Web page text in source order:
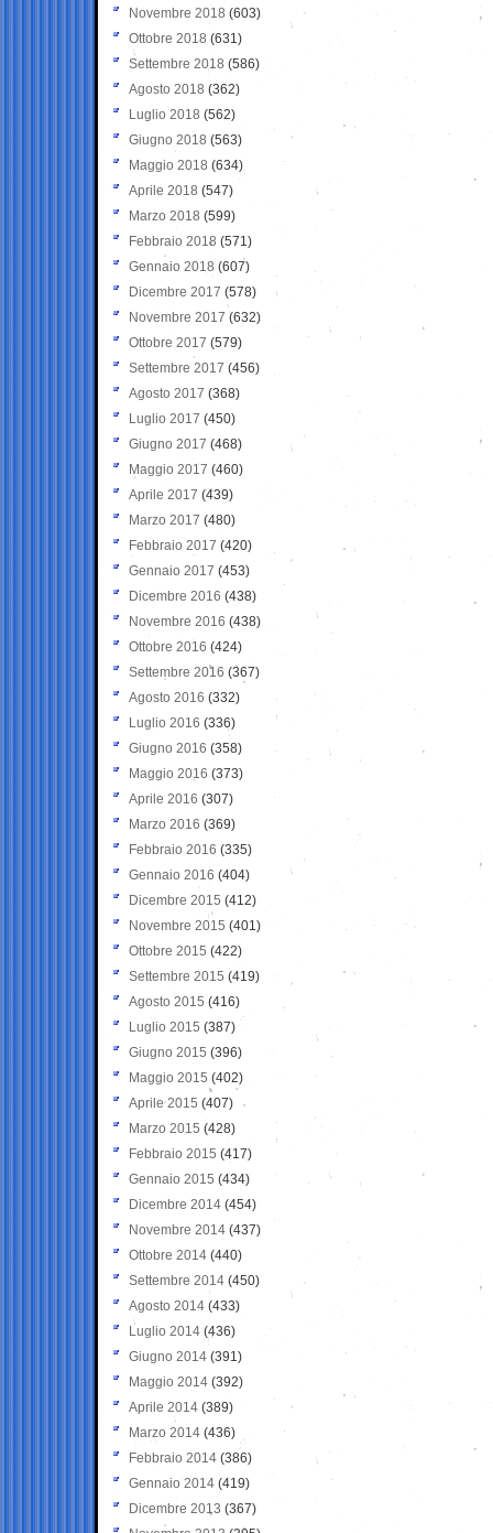
Novembre 2018 (603)
Ottobre 2018 (631)
Settembre 2018 (586)
Agosto 2018 (362)
Luglio 2018 (562)
Giugno 2018 (563)
Maggio 2018 (634)
Aprile 2018 (547)
Marzo 2018 (599)
Febbraio 2018 (571)
Gennaio 2018 (607)
Dicembre 2017 (578)
Novembre 2017 (632)
Ottobre 2017 (579)
Settembre 2017 (456)
Agosto 2017 (368)
Luglio 2017 (450)
Giugno 2017 (468)
Maggio 2017 (460)
Aprile 2017 (439)
Marzo 2017 (480)
Febbraio 2017 (420)
Gennaio 2017 (453)
Dicembre 2016 (438)
Novembre 2016 (438)
Ottobre 2016 (424)
Settembre 2016 (367)
Agosto 2016 (332)
Luglio 2016 (336)
Giugno 2016 (358)
Maggio 2016 (373)
Aprile 2016 (307)
Marzo 2016 (369)
Febbraio 2016 (335)
Gennaio 2016 (404)
Dicembre 2015 (412)
Novembre 2015 (401)
Ottobre 2015 (422)
Settembre 2015 (419)
Agosto 2015 (416)
Luglio 2015 (387)
Giugno 2015 (396)
Maggio 2015 (402)
Aprile 2015 (407)
Marzo 2015 (428)
Febbraio 2015 (417)
Gennaio 2015 (434)
Dicembre 2014 (454)
Novembre 2014 (437)
Ottobre 2014 (440)
Settembre 2014 (450)
Agosto 2014 (433)
Luglio 2014 (436)
Giugno 2014 (391)
Maggio 2014 (392)
Aprile 2014 (389)
Marzo 2014 (436)
Febbraio 2014 (386)
Gennaio 2014 (419)
Dicembre 2013 (367)